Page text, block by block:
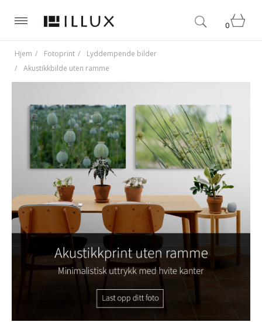
0
Hjem Fotoprint
Lyddempende bilder
Akustikkbilde uten ramme